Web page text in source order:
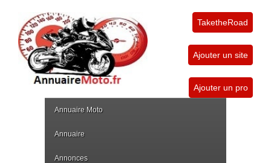
TaketheRoad
Ajouter un site
Ajouter un pro
Annuaire Moto
Annuaire
Annonces